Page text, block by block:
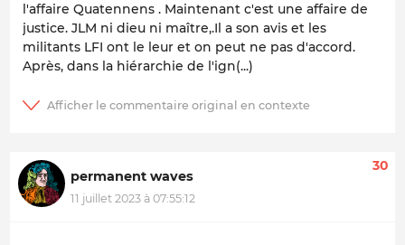
l'affaire Quatennens . Maintenant c'est une affaire de
justice. JLM ni dieu ni maître,.Il a son avis et les
militants LFI ont le leur et on peut ne pas d'accord.
Après, dans la hiérarchie de l'ign(...)
permanent waves
11 juillet 2023 à 07:55:12
30